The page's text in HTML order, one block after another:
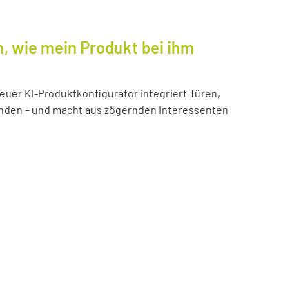
wie mein Produkt bei ihm
KI-Produktkonfigurator integriert Türen,
– und macht aus zögernden Interessenten